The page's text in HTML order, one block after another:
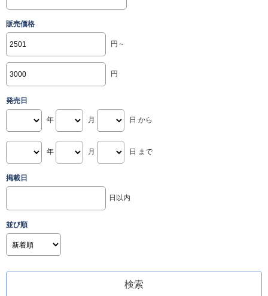
販売価格
円～
円
発売日
年 月 日 から
年 月 日 まで
掲載日
日以内
並び順